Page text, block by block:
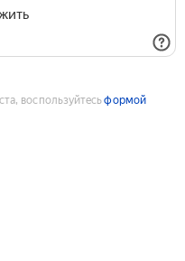
воспользуйтесьформой